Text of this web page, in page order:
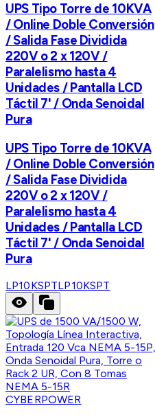
UPS Tipo Torre de 10KVA
/ Online Doble Conversión
/ Salida Fase Dividida
220V o 2 x 120V /
Paralelismo hasta 4
Unidades / Pantalla LCD
Táctil 7' / Onda Senoidal
Pura
UPS Tipo Torre de 10KVA
/ Online Doble Conversión
/ Salida Fase Dividida
220V o 2 x 120V /
Paralelismo hasta 4
Unidades / Pantalla LCD
Táctil 7' / Onda Senoidal
Pura
LP10KSPTLP10KSPT
CYBERPOWER